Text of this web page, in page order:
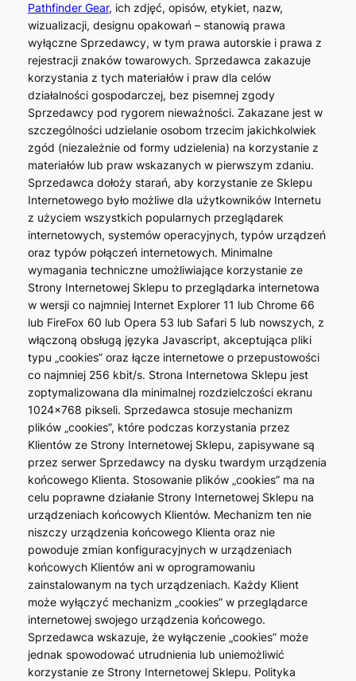
Pathfinder Gear, ich zdjęć, opisów, etykiet, nazw,
wizualizacji, designu opakowań – stanowią prawa
wyłączne Sprzedawcy, w tym prawa autorskie i prawa z
rejestracji znaków towarowych. Sprzedawca zakazuje
korzystania z tych materiałów i praw dla celów
działalności gospodarczej, bez pisemnej zgody
Sprzedawcy pod rygorem nieważności. Zakazane jest w
szczególności udzielanie osobom trzecim jakichkolwiek
zgód (niezależnie od formy udzielenia) na korzystanie z
materiałów lub praw wskazanych w pierwszym zdaniu.
Sprzedawca dołoży starań, aby korzystanie ze Sklepu
Internetowego było możliwe dla użytkowników Internetu
z użyciem wszystkich popularnych przeglądarek
internetowych, systemów operacyjnych, typów urządzeń
oraz typów połączeń internetowych. Minimalne
wymagania techniczne umożliwiające korzystanie ze
Strony Internetowej Sklepu to przeglądarka internetowa
w wersji co najmniej Internet Explorer 11 lub Chrome 66
lub FireFox 60 lub Opera 53 lub Safari 5 lub nowszych, z
włączoną obsługą języka Javascript, akceptująca pliki
typu „cookies” oraz łącze internetowe o przepustowości
co najmniej 256 kbit/s. Strona Internetowa Sklepu jest
zoptymalizowana dla minimalnej rozdzielczości ekranu
1024×768 pikseli. Sprzedawca stosuje mechanizm
plików „cookies”, które podczas korzystania przez
Klientów ze Strony Internetowej Sklepu, zapisywane są
przez serwer Sprzedawcy na dysku twardym urządzenia
końcowego Klienta. Stosowanie plików „cookies” ma na
celu poprawne działanie Strony Internetowej Sklepu na
urządzeniach końcowych Klientów. Mechanizm ten nie
niszczy urządzenia końcowego Klienta oraz nie
powoduje zmian konfiguracyjnych w urządzeniach
końcowych Klientów ani w oprogramowaniu
zainstalowanym na tych urządzeniach. Każdy Klient
może wyłączyć mechanizm „cookies” w przeglądarce
internetowej swojego urządzenia końcowego.
Sprzedawca wskazuje, że wyłączenie „cookies” może
jednak spowodować utrudnienia lub uniemożliwić
korzystanie ze Strony Internetowej Sklepu. Polityka